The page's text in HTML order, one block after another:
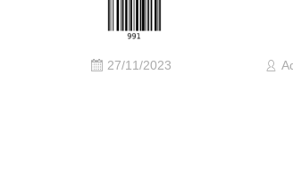
27/11/2023